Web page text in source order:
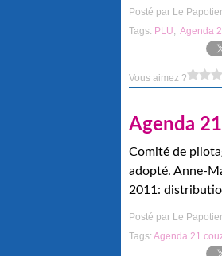
Posté par Le
Tags: PLU, Agenda
Vous aimez ?
Agenda
Comité de
adopté. Anne-
2011:
Posté par Le
Tags: Agenda 21